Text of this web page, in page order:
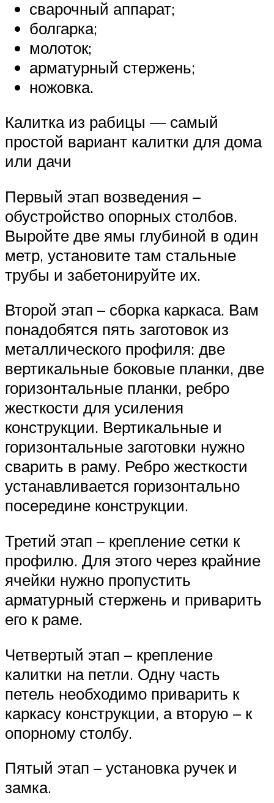
сварочный аппарат;
болгарка;
молоток;
арматурный стержень;
ножовка.
Калитка из рабицы — самый
простой вариант калитки для дома
или дачи
Первый этап возведения –
обустройство опорных столбов.
Выройте две ямы глубиной в один
метр, установите там стальные
трубы и забетонируйте их.
Второй этап – сборка каркаса. Вам
понадобятся пять заготовок из
металлического профиля: две
вертикальные боковые планки, две
горизонтальные планки, ребро
жесткости для усиления
конструкции. Вертикальные и
горизонтальные заготовки нужно
сварить в раму. Ребро жесткости
устанавливается горизонтально
посередине конструкции.
Третий этап – крепление сетки к
профилю. Для этого через крайние
ячейки нужно пропустить
арматурный стержень и приварить
его к раме.
Четвертый этап – крепление
калитки на петли. Одну часть
петель необходимо приварить к
каркасу конструкции, а вторую – к
опорному столбу.
Пятый этап – установка ручек и
замка.